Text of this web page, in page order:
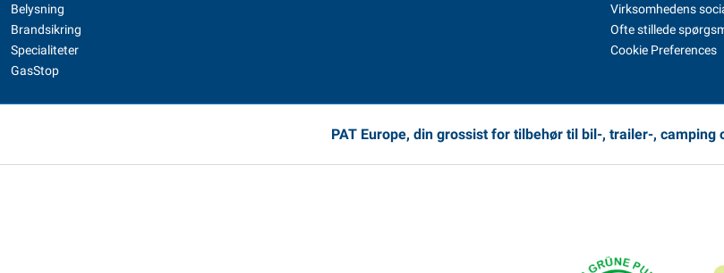
Belysning
Brandsikring
Specialiteter
GasStop
Virksomhedens
Ofte stillede
Cookie Preferences
PAT Europe, din grossist for tilbehør til bil-, trailer-, camping